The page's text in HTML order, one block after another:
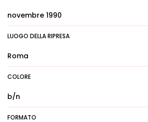
novembre 1990
LUOGO DELLA RIPRESA
Roma
COLORE
b/n
FORMATO